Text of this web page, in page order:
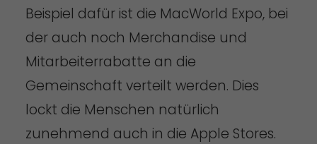
Beispiel dafür ist die MacWorld Expo, bei
der auch noch Merchandise und
Mitarbeiterrabatte an die
Gemeinschaft verteilt werden. Dies
lockt die Menschen natürlich
zunehmend auch in die Apple Stores.